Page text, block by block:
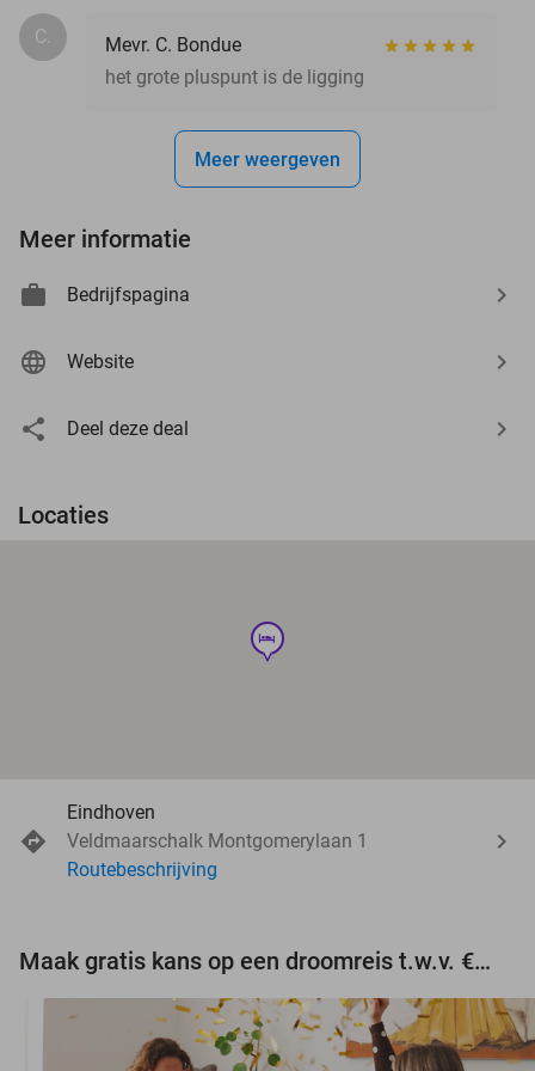
C.
Mevr. C. Bondue
het grote pluspunt is de ligging
Meer weergeven
Meer informatie
Bedrijfspagina
Website
Deel deze deal
Locaties
hotel
Eindhoven
Veldmaarschalk Montgomerylaan 1
Routebeschrijving
Maak gratis kans op een droomreis t.w.v. €3.000!